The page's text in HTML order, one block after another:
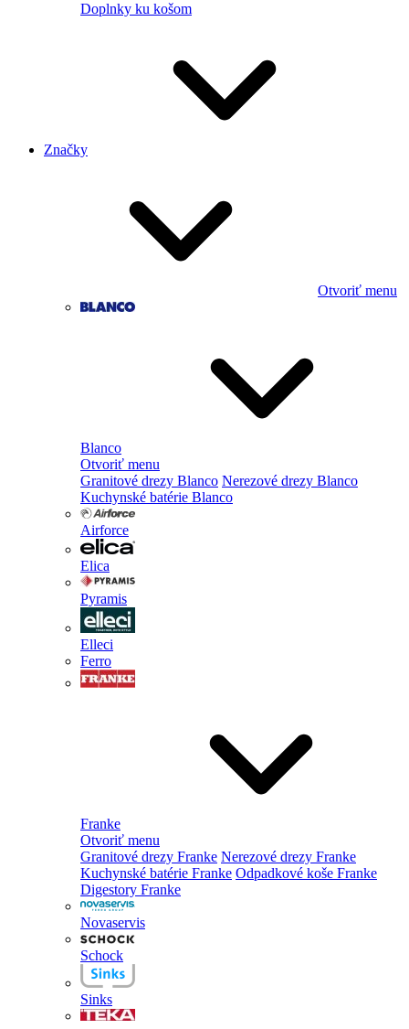
Doplnky ku košom
Značky
Otvoriť menu
Blanco
Otvoriť menu
Granitové drezy Blanco Nerezové drezy Blanco
Kuchynské batérie Blanco
Airforce
Elica
Pyramis
Elleci
Ferro
Franke
Otvoriť menu
Granitové drezy Franke Nerezové drezy Franke
Kuchynské batérie Franke Odpadkové koše Franke
Digestory Franke
Novaservis
Schock
Sinks